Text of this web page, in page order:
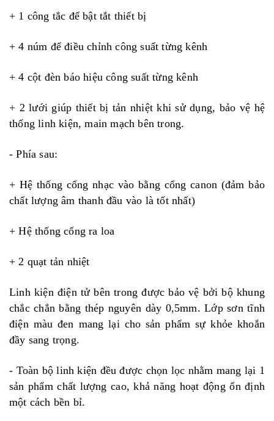
+ 1 công tắc để bật tắt thiết bị
+ 4 núm để điều chỉnh công suất từng kênh
+ 4 cột đèn báo hiệu công suất từng kênh
+ 2 lưới giúp thiết bị tản nhiệt khi sử dụng, bảo vệ hệ
thống linh kiện, main mạch bên trong.
- Phía sau:
+ Hệ thống cổng nhạc vào bằng cổng canon (đảm bảo
chất lượng âm thanh đầu vào là tốt nhất)
+ Hệ thống cổng ra loa
+ 2 quạt tản nhiệt
Linh kiện điện tử bên trong được bảo vệ bởi bộ khung
chắc chắn bằng thép nguyên dày 0,5mm. Lớp sơn tĩnh
điện màu đen mang lại cho sản phẩm sự khỏe khoắn
đầy sang trọng.
- Toàn bộ linh kiện đều được chọn lọc nhằm mang lại 1
sản phẩm chất lượng cao, khả năng hoạt động ổn định
một cách bền bỉ.